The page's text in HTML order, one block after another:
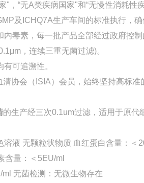
"，“无A类疾病国家"和“无慢性消耗性
及ICHQ7A生产车间的标准执行，确
毒素，每一批产品全部经过政府控
，连续三重无菌过滤)。
可追溯性。
协会（ISIA）会员，始终坚持高标准
的生产经三次0.1um过滤，适用于原代
液 无颗粒状物质 血红蛋白含量：＜
含量：＜5EU/ml
无菌检测：无微生物存在